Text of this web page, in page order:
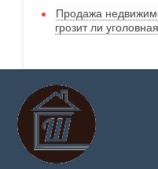
Продажа
грозит ли